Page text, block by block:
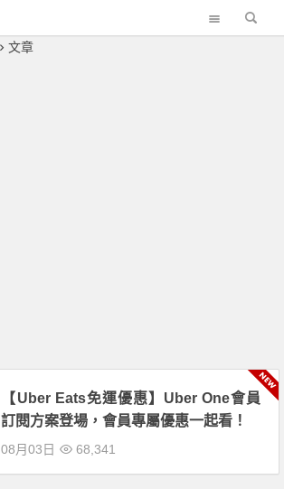
文章
【Uber Eats免運優惠】Uber One會員
訂閱方案登場，會員專屬優惠一起看！
08月03日 68,341